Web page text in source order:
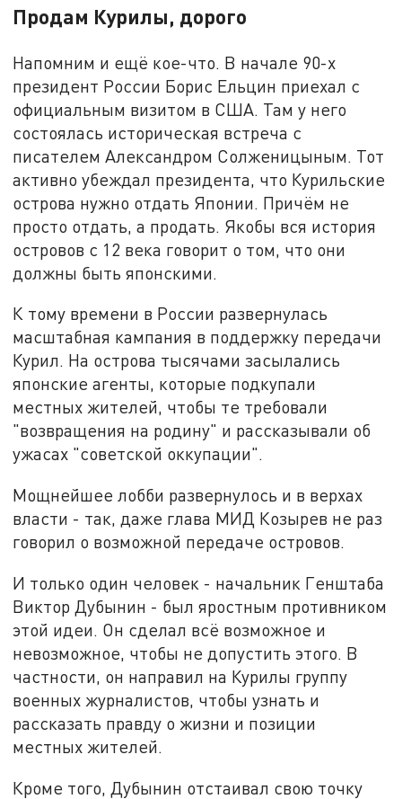
Продам Курилы, дорого
Напомним и ещё кое-что. В начале 90-х
президент России Борис Ельцин приехал с
официальным визитом в США. Там у него
состоялась историческая встреча с
писателем Александром Солженицыным. Тот
активно убеждал президента, что Курильские
острова нужно отдать Японии. Причём не
просто отдать, а продать. Якобы вся история
островов с 12 века говорит о том, что они
должны быть японскими.
К тому времени в России развернулась
масштабная кампания в поддержку передачи
Курил. На острова тысячами засылались
японские агенты, которые подкупали
местных жителей, чтобы те требовали
"возвращения на родину" и рассказывали об
ужасах "советской оккупации".
Мощнейшее лобби развернулось и в верхах
власти - так, даже глава МИД Козырев не раз
говорил о возможной передаче островов.
И только один человек - начальник Генштаба
Виктор Дубынин - был яростным противником
этой идеи. Он сделал всё возможное и
невозможное, чтобы не допустить этого. В
частности, он направил на Курилы группу
военных журналистов, чтобы узнать и
рассказать правду о жизни и позиции
местных жителей.
Кроме того, Дубынин отстаивал свою точку